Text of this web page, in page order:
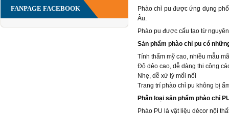
FANPAGE FACEBOOK
Phào chỉ pu được ứng dụng
Âu.
Phào pu được cấu tạo từ
Sản phẩm phào chỉ pu có
Tính thẩm mỹ cao, nhiều mẫu
Độ dẻo cao, dễ dàng thi công
Nhẹ, dễ xử lý mối nối
Trang trí phào chỉ pu không bị
Phân loại sản phẩm phào chỉ
Phào PU là vật liệu décor nội